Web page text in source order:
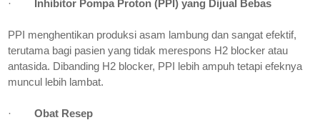
· Inhibitor Pompa Proton (PPI) yang Dijual Bebas
PPI menghentikan produksi asam lambung dan sangat efektif,
terutama bagi pasien yang tidak merespons H2 blocker atau
antasida. Dibanding H2 blocker, PPI lebih ampuh tetapi efeknya
muncul lebih lambat.
· Obat Resep